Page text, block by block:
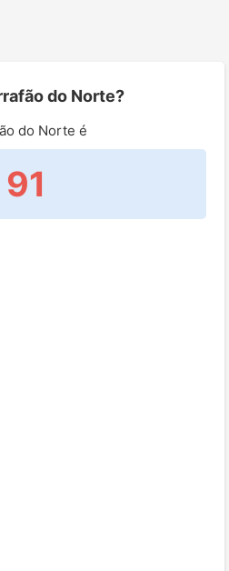
do Norte?
do Norte é
91